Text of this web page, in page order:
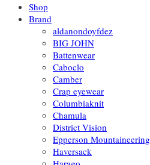
Shop
Brand
aldanondoyfdez
BIG JOHN
Battenwear
Caboclo
Camber
Crap eyewear
Columbiaknit
Chamula
District Vision
Epperson Mountaineering
Haversack